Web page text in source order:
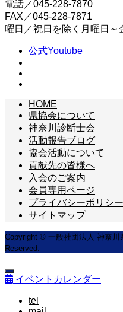
電話／045-228-7870
FAX／045-228-7871
曜日／祝日を除く月曜日～
公式Youtube
HOME
県協会について
神奈川診断士会
活動報告ブログ
協会活動について
貢献先の皆様へ
入会のご案内
会員専用ページ
プライバシーポリシー
サイトマップ
Copyright © 一般社団法人 神奈
Reserved.
イベントカレンダー
tel